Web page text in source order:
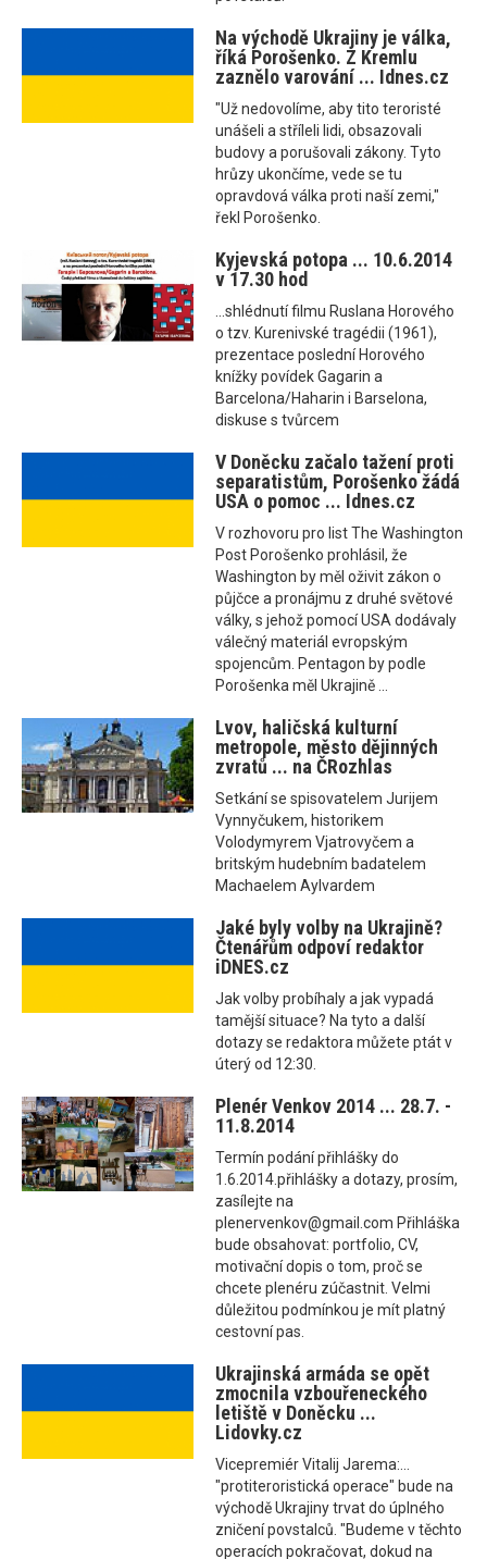
Na východě Ukrajiny je válka,
říká Porošenko. Z Kremlu
zaznělo varování ... Idnes.cz
"Už nedovolíme, aby tito teroristé
unášeli a stříleli lidi, obsazovali
budovy a porušovali zákony. Tyto
hrůzy ukončíme, vede se tu
opravdová válka proti naší zemi,"
řekl Porošenko.
Kyjevská potopa ... 10.6.2014
v 17.30 hod
...shlédnutí filmu Ruslana Horového
o tzv. Kurenivské tragédii (1961),
prezentace poslední Horového
knížky povídek Gagarin a
Barcelona/Haharin i Barselona,
diskuse s tvůrcem
V Doněcku začalo tažení proti
separatistům, Porošenko žádá
USA o pomoc ... Idnes.cz
V rozhovoru pro list The Washington
Post Porošenko prohlásil, že
Washington by měl oživit zákon o
půjčce a pronájmu z druhé světové
války, s jehož pomocí USA dodávaly
válečný materiál evropským
spojencům. Pentagon by podle
Porošenka měl Ukrajině ...
Lvov, haličská kulturní
metropole, město dějinných
zvratů ... na ČRozhlas
Setkání se spisovatelem Jurijem
Vynnyčukem, historikem
Volodymyrem Vjatrovyčem a
britským hudebním badatelem
Machaelem Aylvardem
Jaké byly volby na Ukrajině?
Čtenářům odpoví redaktor
iDNES.cz
Jak volby probíhaly a jak vypadá
tamější situace? Na tyto a další
dotazy se redaktora můžete ptát v
úterý od 12:30.
Plenér Venkov 2014 ... 28.7. -
11.8.2014
Termín podání přihlášky do
1.6.2014.přihlášky a dotazy, prosím,
zasílejte na
plenervenkov@gmail.com Přihláška
bude obsahovat: portfolio, CV,
motivační dopis o tom, proč se
chcete plenéru zúčastnit. Velmi
důležitou podmínkou je mít platný
cestovní pas.
Ukrajinská armáda se opět
zmocnila vzbouřeneckého
letiště v Doněcku ...
Lidovky.cz
Vicepremiér Vitalij Jarema:...
"protiteroristická operace" bude na
východě Ukrajiny trvat do úplného
zničení povstalců. "Budeme v těchto
operacích pokračovat, dokud na